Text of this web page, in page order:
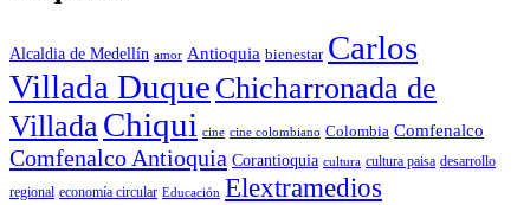
Alcaldia de Medellín amor Antioquia bienestar Carlos
Villada Duque Chicharronada de
Villada Chiqui cine cine colombiano Colombia Comfenalco
Comfenalco Antioquia Corantioquia cultura cultura paisa desarrollo
regional economía circular Educación Elextramedios